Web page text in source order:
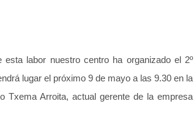
labor nuestro centro ha organizado el 2º
lugar el próximo 9 de mayo a las 9.30 en la
Txema Arroita, actual gerente de la empresa